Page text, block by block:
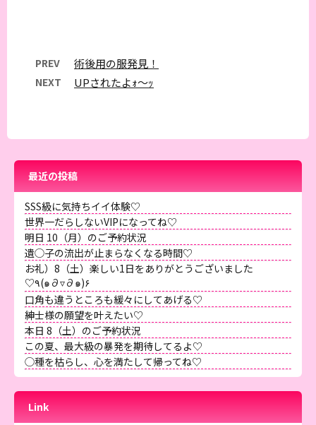
PREV 術後用の服発見！
NEXT UPされたよｫ～ｯ
最近の投稿
SSS級に気持ちイイ体験♡
世界一だらしないVIPになってね♡
明日 10（月）のご予約状況
遺◯子の流出が止まらなくなる時間♡
お礼）8（土）楽しい1日をありがとうございました
♡٩(๑∂▿∂๑)۶
口角も違うところも緩々にしてあげる♡
紳士様の願望を叶えたい♡
本日 8（土）のご予約状況
この夏、最大級の暴発を期待してるよ♡
◯種を枯らし、心を満たして帰ってね♡
Link